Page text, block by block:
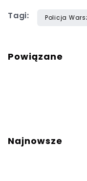
Tagi: Policja
Powiązane
Najnowsze